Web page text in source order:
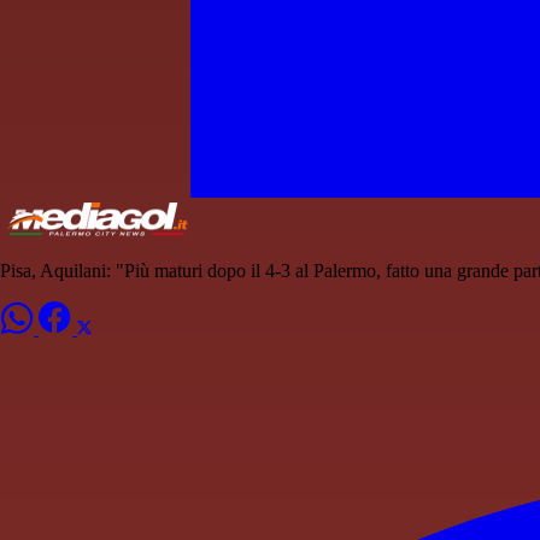
Pisa, Aquilani: "Più maturi dopo il 4-3 al Palermo, fatto una grande